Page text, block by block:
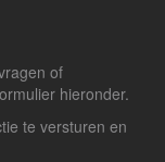
of
hieronder.
te versturen en